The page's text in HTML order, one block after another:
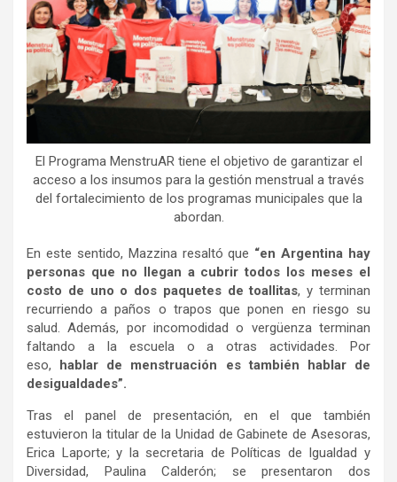
El Programa MenstruAR tiene el objetivo de garantizar el
acceso a los insumos para la gestión menstrual a través
del fortalecimiento de los programas municipales que la
abordan.
En este sentido, Mazzina resaltó que “en Argentina hay
personas que no llegan a cubrir todos los meses el
costo de uno o dos paquetes de toallitas, y terminan
recurriendo a paños o trapos que ponen en riesgo su
salud. Además, por incomodidad o vergüenza terminan
faltando a la escuela o a otras actividades. Por
eso, hablar de menstruación es también hablar de
desigualdades”.
Tras el panel de presentación, en el que también
estuvieron la titular de la Unidad de Gabinete de Asesoras,
Erica Laporte; y la secretaria de Políticas de Igualdad y
Diversidad, Paulina Calderón; se presentaron dos